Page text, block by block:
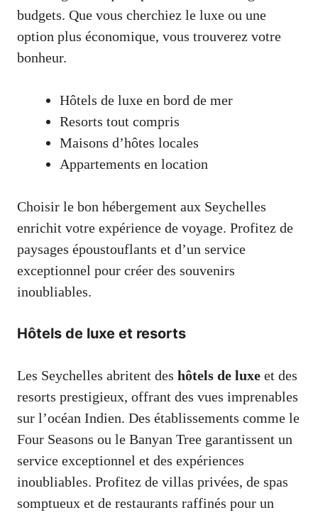
budgets. Que vous cherchiez le luxe ou une
option plus économique, vous trouverez votre
bonheur.
Hôtels de luxe en bord de mer
Resorts tout compris
Maisons d’hôtes locales
Appartements en location
Choisir le bon hébergement aux Seychelles
enrichit votre expérience de voyage. Profitez de
paysages époustouflants et d’un service
exceptionnel pour créer des souvenirs
inoubliables.
Hôtels de luxe et resorts
Les Seychelles abritent des hôtels de luxe et des
resorts prestigieux, offrant des vues imprenables
sur l’océan Indien. Des établissements comme le
Four Seasons ou le Banyan Tree garantissent un
service exceptionnel et des expériences
inoubliables. Profitez de villas privées, de spas
somptueux et de restaurants raffinés pour un